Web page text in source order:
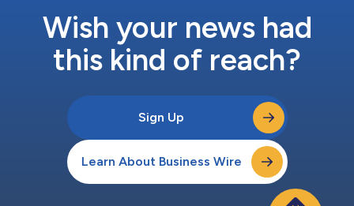
Wish your news had
this kind of reach?
Sign Up
Learn About Business Wire